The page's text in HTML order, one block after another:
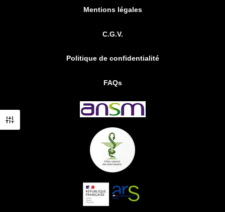
Mentions légales
C.G.V.
Politique de confidentialité
FAQs